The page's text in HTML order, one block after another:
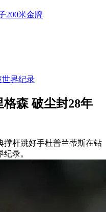
200米金牌
世界纪录
森 破尘封28年
撑杆跳好手杜普兰蒂斯在钻
录。